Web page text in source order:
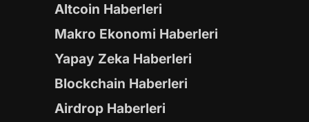
Altcoin Haberleri
Makro Ekonomi Haberleri
Yapay Zeka Haberleri
Blockchain Haberleri
Airdrop Haberleri